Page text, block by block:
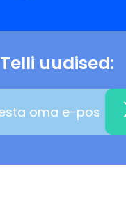
Telli uudised: